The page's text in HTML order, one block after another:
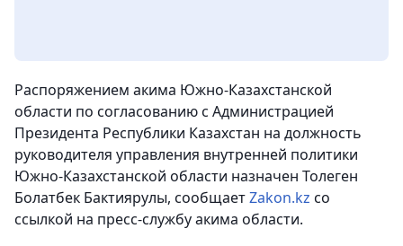
Распоряжением акима Южно-Казахстанской
области по согласованию с Администрацией
Президента Республики Казахстан на должность
руководителя управления внутренней политики
Южно-Казахстанской области назначен Толеген
Болатбек Бактиярулы, сообщаетZakon.kz со
ссылкой на пресс-службу акима области.